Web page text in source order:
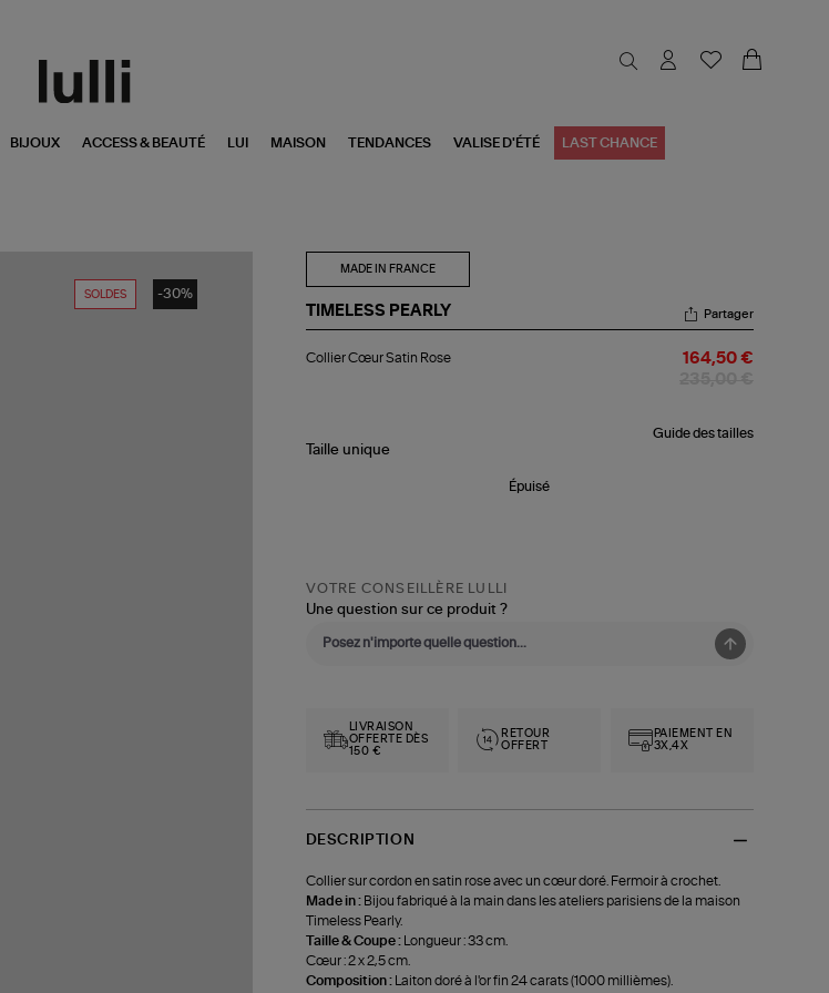
BIJOUX ACCESS & BEAUTÉ LUI MAISON TENDANCES VALISE D'ÉTÉ LAST CHANCE
SOLDES -30%
MADE IN FRANCE
TIMELESS PEARLY
Cœur
Partager
Collier Cœur Satin Rose 164,50 €
Guide des tailles
Taille unique
Épuisé
VOTRE CONSEILLÈRE LULLI
Une question sur ce produit ?
LIVRAISON
OFFERTE DÈS
150 €
RETOUR
OFFERT
PAIEMENT EN
3X,4X
DESCRIPTION
Collier sur cordon en satin rose avec un cœur doré. Fermoir à crochet.
Made in : Bijou fabriqué à la main dans les ateliers parisiens de la maison
Timeless Pearly.
Taille & Coupe :
Longueur : 33 cm.
Cœur : 2 x 2,5 cm.
Composition :
Laiton doré à l'or fin 24 carats (1000 millièmes).